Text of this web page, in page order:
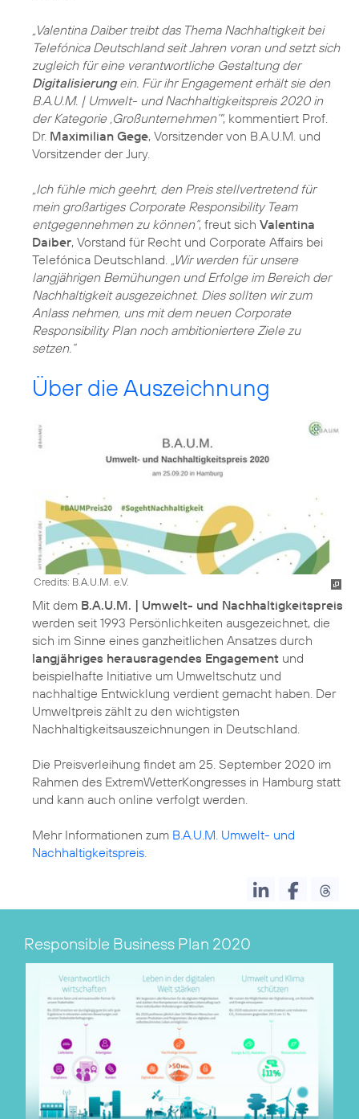
„Valentina Daiber treibt das Thema Nachhaltigkeit bei
Telefónica Deutschland seit Jahren voran und setzt sich
zugleich für eine verantwortliche Gestaltung der
Digitalisierungein. Für ihr Engagement erhält sie den
B.A.U.M. | Umwelt- und Nachhaltigkeitspreis 2020 in
der Kategorie ,Großunternehmen‘", kommentiert Prof.
Dr. Maximilian Gege, Vorsitzender von B.A.U.M. und
Vorsitzender der Jury.
„Ich fühle mich geehrt, den Preis stellvertretend für
mein großartiges Corporate Responsibility Team
entgegennehmen zu können“, freut sich Valentina
Daiber, Vorstand für Recht und Corporate Affairs bei
Telefónica Deutschland.
„Wir werden für unsere
langjährigen Bemühungen und Erfolge im Bereich der
Nachhaltigkeit ausgezeichnet. Dies sollten wir zum
Anlass nehmen, uns mit dem neuen Corporate
Responsibility Plan noch ambitioniertere Ziele zu
setzen.“
Über die Auszeichnung
Credits: B.A.U.M. e.V.
Mit dem B.A.U.M. | Umwelt- und Nachhaltigkeitspreis
werden seit 1993 Persönlichkeiten ausgezeichnet, die
sich im Sinne eines ganzheitlichen Ansatzes durch
langjähriges herausragendes Engagement und
beispielhafte Initiative um Umweltschutz und
nachhaltige Entwicklung verdient gemacht haben. Der
Umweltpreis zählt zu den wichtigsten
Nachhaltigkeitsauszeichnungen in Deutschland.
Die Preisverleihung findet am 25. September 2020 im
Rahmen des ExtremWetterKongresses in Hamburg statt
und kann auch online verfolgt werden.
Mehr Informationen zum B.A.U.M. Umwelt- und
Nachhaltigkeitspreis
Responsible Business Plan 2020